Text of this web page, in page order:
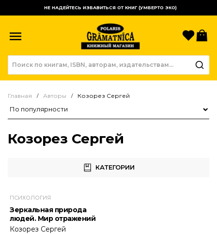
НЕ НАДЕЙТЕСЬ ИЗБАВИТЬСЯ ОТ КНИГ (УМБЕРТО ЭКО)
Главная Авторы Козорез Сергей
Козорез Сергей
КАТЕГОРИИ
ПСИХОЛОГИЯ
Зеркальная природа
людей. Мир отражений
Козорез Сергей